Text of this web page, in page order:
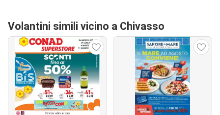
Volantini simili vicino a Chivasso